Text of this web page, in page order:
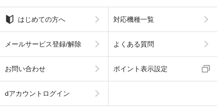
はじめての方へ 対応機種一覧
メールサービス登録/解除 よくある質問
お問い合わせ ポイント表示設定
dアカウントログイン